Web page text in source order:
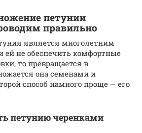
петунии
правильно
является многолетним
ей не обеспечить комфортные
то превращается в
она семенами и
способ намного проще — его
петунию черенками